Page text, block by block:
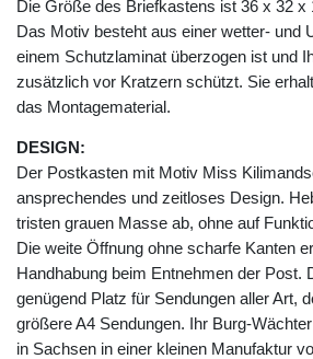
Die Größe des Briefkastens ist 36 x 32
Das Motiv besteht aus einer wetter- und
einem Schutzlaminat überzogen ist und
zusätzlich vor Kratzern schützt. Sie
das Montagematerial.
DESIGN:
Der Postkasten mit Motiv Miss
ansprechendes und zeitloses Design.
tristen grauen Masse ab, ohne auf
Die weite Öffnung ohne scharfe Kanten
Handhabung beim Entnehmen der Post.
genügend Platz für Sendungen aller Art,
größere A4 Sendungen. Ihr Burg-
in Sachsen in einer kleinen Manufaktur